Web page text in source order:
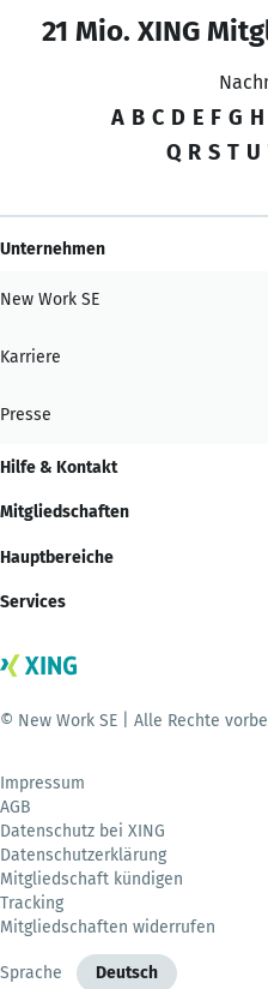
21 Mio. XING
A B C D E F G H
Q R S T U
Unternehmen
New Work SE
Karriere
Presse
Hilfe & Kontakt
Mitgliedschaften
Hauptbereiche
Services
© New Work SE | Alle Rechte
Impressum
AGB
Datenschutz bei XING
Datenschutzerklärung
Mitgliedschaft kündigen
Tracking
Mitgliedschaften widerrufen
Sprache Deutsch